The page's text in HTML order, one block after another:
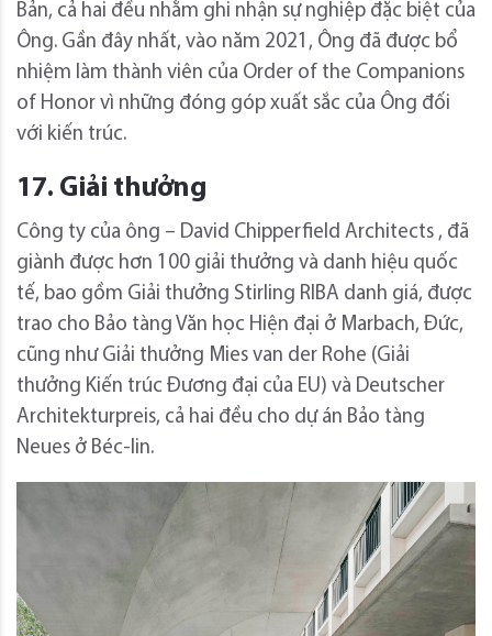
Bản, cả hai đều nhằm ghi nhận sự nghiệp đặc biệt của
Ông. Gần đây nhất, vào năm 2021, Ông đã được bổ
nhiệm làm thành viên của Order of the Companions
of Honor vì những đóng góp xuất sắc của Ông đối
với kiến ​​trúc.
17. Giải thưởng
Công ty của ông – David Chipperfield Architects , đã
giành được hơn 100 giải thưởng và danh hiệu quốc
tế, bao gồm Giải thưởng Stirling RIBA danh giá, được
trao cho Bảo tàng Văn học Hiện đại ở Marbach, Đức,
cũng như Giải thưởng Mies van der Rohe (Giải
thưởng Kiến trúc Đương đại của EU) và Deutscher
Architekturpreis, cả hai đều cho dự án Bảo tàng
Neues ở Béc-lin.